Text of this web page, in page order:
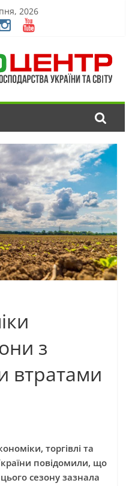
2026
з
втратами
торгівлі та
повідомили, що
сезону зазнала